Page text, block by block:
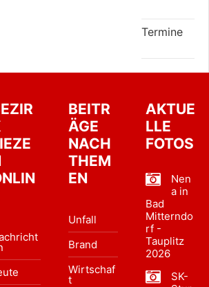
Termine
BEITR
ÄGE
NACH
THEM
EN
Unfall
Brand
Wirtschaf
t
AKTUE
LLE
FOTOS
Nen
a in
Bad
Mitterndo
rf -
Tauplitz
2026
SK-